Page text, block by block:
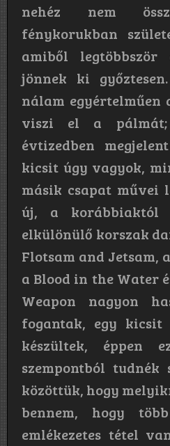
nehéz nem
fénykorukban
amiből
jönnek ki
nálam egyértelműen
viszi el a
évtizedben
kicsit úgy vagyok,
másik csapat művei
új, a korábbiaktól
elkülönülő korszak
Flotsam and Jetsam,
a Blood in the Water
Weapon nagyon
fogantak, egy
készültek, éppen
szempontból
közöttük, hogy
bennem, hogy
emlékezetes tétel